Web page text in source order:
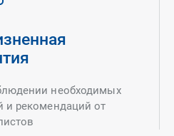
необходимых
и рекомендаций от